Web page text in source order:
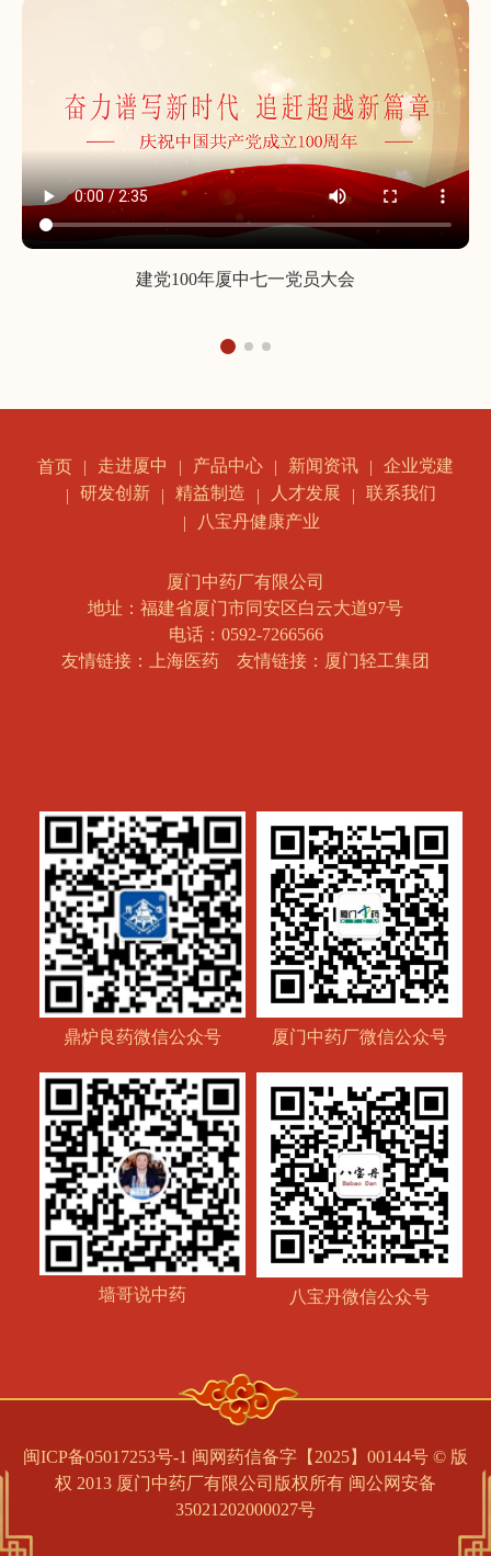
建党100年厦中七一党员大会
首页 走进厦中 产品中心 新闻资讯
企业党建
研发创新
精益制造 人才发展
联系我们
八宝丹健康产业
厦门中药厂有限公司
地址：福建省厦门市同安区白云大道97号
电话：0592-7266566
友情链接：上海医药
友情链接：厦门轻工集团
鼎炉良药微信公众号 厦门中药厂微信公众号
墙哥说中药 八宝丹微信公众号
闽ICP备05017253号-1 闽网药信备字【2025】00144号 © 版
权 2013 厦门中药厂有限公司版权所有 闽公网安备
35021202000027号